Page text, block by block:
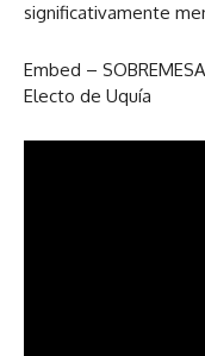
significativamente
Embed –
Electo de Uquía